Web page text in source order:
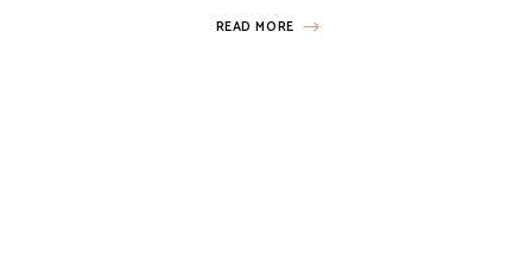
READ MORE